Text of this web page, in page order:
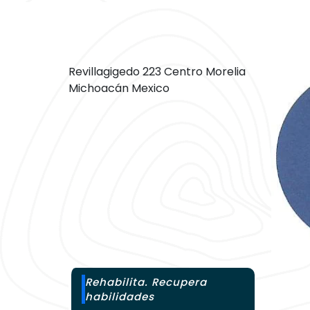
Revillagigedo 223 Centro Morelia
Michoacán Mexico
Rehabilita. Recupera
habilidades